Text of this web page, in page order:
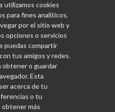
utilizamos cookies
para fines analíticos,
por el sitio web y
opciones o servicios
puedas compartir
tus amigos y redes.
obtener o guardar
Esta
acerca de tu
o tu
más